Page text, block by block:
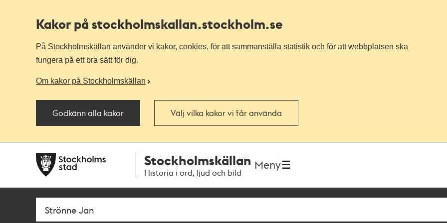
Kakor på stockholmskallan.stockholm.se
På Stockholmskällan använder vi kakor, cookies, för att sammanställa statistik och för att webbplatsen ska
fungera på ett bra sätt för dig.
Om kakor på Stockholmskällan
Godkänn alla kakor Välj vilka kakor vi får använda
navigationen
huvudinnehållet
Stockholmskällan
Historia i ord, ljud och bild
Meny
Sök